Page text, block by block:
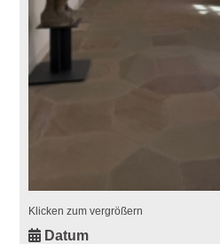
Klicken zum vergrößern
Datum